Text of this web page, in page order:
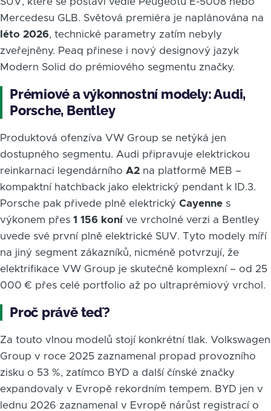
Mercedesu GLB. Světová premiéra je naplánována na
léto 2026, technické parametry zatím nebyly
zveřejněny. Peaq přinese i nový designový jazyk
Modern Solid do prémiového segmentu značky.
Prémiové a výkonnostní modely: Audi,
Porsche, Bentley
Produktová ofenzíva VW Group se netýká jen
dostupného segmentu. Audi připravuje elektrickou
reinkarnaci legendárního A2 na platformě MEB –
kompaktní hatchback jako elektrický pendant k ID.3.
Porsche pak přivede plně elektrický Cayenne s
výkonem přes 1 156 koní ve vrcholné verzi a Bentley
uvede své první plně elektrické SUV. Tyto modely míří
na jiný segment zákazníků, nicméně potvrzují, že
elektrifikace VW Group je skutečně komplexní – od 25
000 € přes celé portfolio až po ultraprémiový vrchol.
Proč právě teď?
Za touto vlnou modelů stojí konkrétní tlak. Volkswagen
Group v roce 2025 zaznamenal propad provozního
zisku o 53 %, zatímco BYD a další čínské značky
expandovaly v Evropě rekordním tempem. BYD jen v
lednu 2026 zaznamenal v Evropě nárůst registrací o